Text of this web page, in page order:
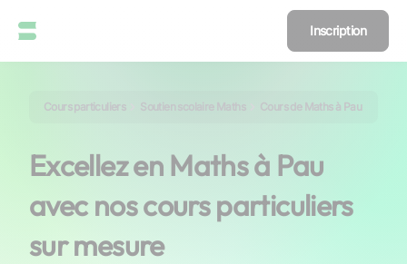
Inscription
Cours particuliers Soutien scolaire Maths Cours de Maths à Pau
Excellez en Maths à Pau
avec nos cours particuliers
sur mesure